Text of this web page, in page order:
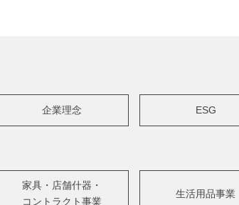
企業理念 ESG
家具・店舗什器・
コントラクト事業
生活用品事業